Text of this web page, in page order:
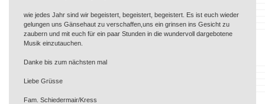
wie jedes Jahr sind wir begeistert, begeistert, begeistert. Es ist euch wieder
gelungen uns Gänsehaut zu verschaffen,uns ein grinsen ins Gesicht zu
zaubern und mit euch für ein paar Stunden in die wundervoll dargebotene
Musik einzutauchen.
Danke bis zum nächsten mal
Liebe Grüsse
Fam. Schiedermair/Kress